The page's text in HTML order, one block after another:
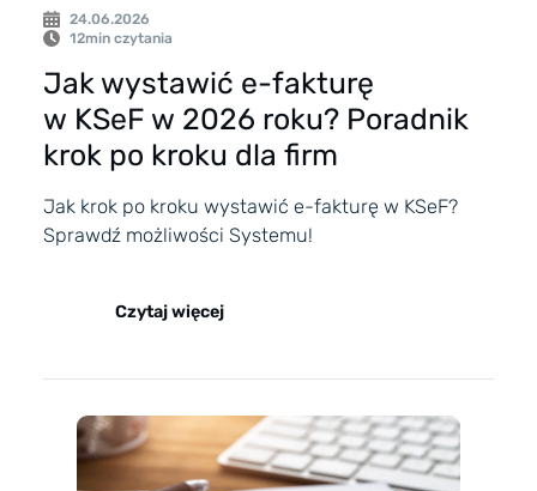
24.06.2026
12min czytania
Jak wystawić e-fakturę
w KSeF w 2026 roku? Poradnik
krok po kroku dla firm
Jak krok po kroku wystawić e-fakturę w KSeF?
Sprawdź możliwości Systemu!
Czytaj więcej